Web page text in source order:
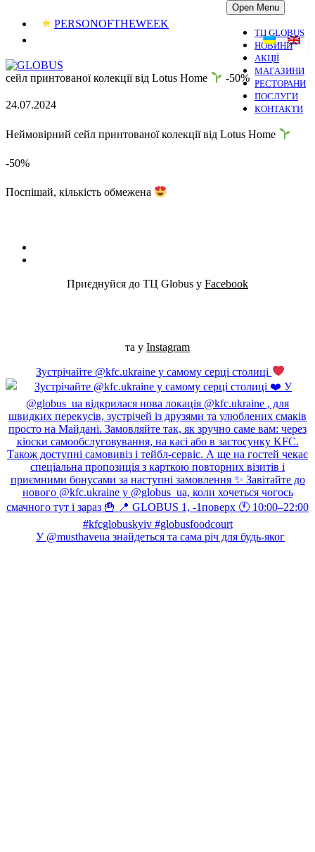
PERSONOFTHEWEEK
Open Menu
ТЦ GLOBUS
НОВИНИ
АКЦІЇ
МАГАЗИНИ
РЕСТОРАНИ
ПОСЛУГИ
КОНТАКТИ
сейл принтованої колекції від Lotus Home -50%
24.07.2024
Неймовірний сейл принтованої колекції від Lotus Home
-50%
Поспішай, кількість обмежена
Приєднуйся до ТЦ Globus у Facebook
та у Instagram
Зустрічайте @kfc.ukraine у самому серці столиці
У @musthaveua знайдеться та сама річ для будь-яког